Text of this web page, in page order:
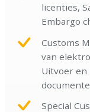
licenties,
Embargo
Customs
van
Uitvoer en
Special